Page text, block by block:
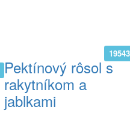
Pektínový rôsol s
rakytníkom a
jablkami